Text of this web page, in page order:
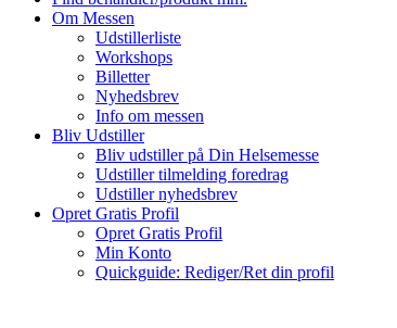
Om Messen
Udstillerliste
Workshops
Billetter
Nyhedsbrev
Info om messen
Bliv Udstiller
Bliv udstiller på Din Helsemesse
Udstiller tilmelding foredrag
Udstiller nyhedsbrev
Opret Gratis Profil
Opret Gratis Profil
Min Konto
Quickguide: Rediger/Ret din profil